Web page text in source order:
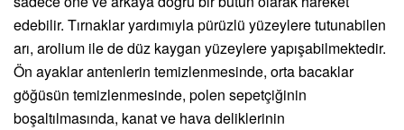
edebilir. Tırnaklar yardımıyla pürüzlü yüzeylere tutunabilen
arı, arolium ile de düz kaygan yüzeylere yapışabilmektedir.
Ön ayaklar antenlerin temizlenmesinde, orta bacaklar
göğüsün temizlenmesinde, polen sepetçiğinin
boşaltılmasında, kanat ve hava deliklerinin